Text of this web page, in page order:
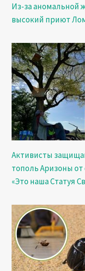
Из-за аномальной
высокий приют
Активисты
тополь Аризоны
«Это наша Статуя